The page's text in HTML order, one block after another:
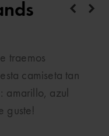
traemos
camiseta tan
amarillo, azul
guste!